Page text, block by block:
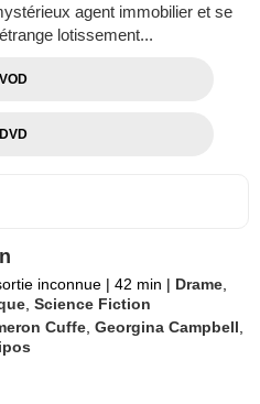
agent immobilier et se
lotissement...
VOD
DVD
inconnue | 42 min | Drame
,Science Fiction
Cuffe ,Georgina Campbell